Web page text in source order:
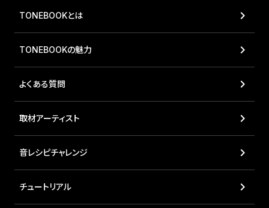
TONEBOOKとは keyboard_arrow_right
TONEBOOKの魅力 keyboard_arrow_right
よくある質問 keyboard_arrow_right
取材アーティスト keyboard_arrow_right
音レシピチャレンジ keyboard_arrow_right
チュートリアル keyboard_arrow_right